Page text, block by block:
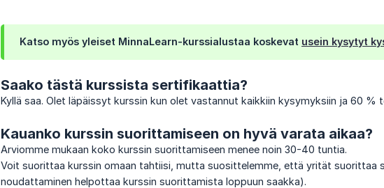
Katso myös yleiset MinnaLearn-kurssialustaa koskevat usein kysytyt
Saako tästä kurssista sertifikaattia?
Kyllä saa. Olet läpäissyt kurssin kun olet vastannut kaikkiin kysymyksiin ja 60 %
Kauanko kurssin suorittamiseen on hyvä varata aikaa?
Arviomme mukaan koko kurssin suorittamiseen menee noin 30-40 tuntia.
Voit suorittaa kurssin omaan tahtiisi, mutta suosittelemme, että yrität suorittaa
noudattaminen helpottaa kurssin suorittamista loppuun saakka).